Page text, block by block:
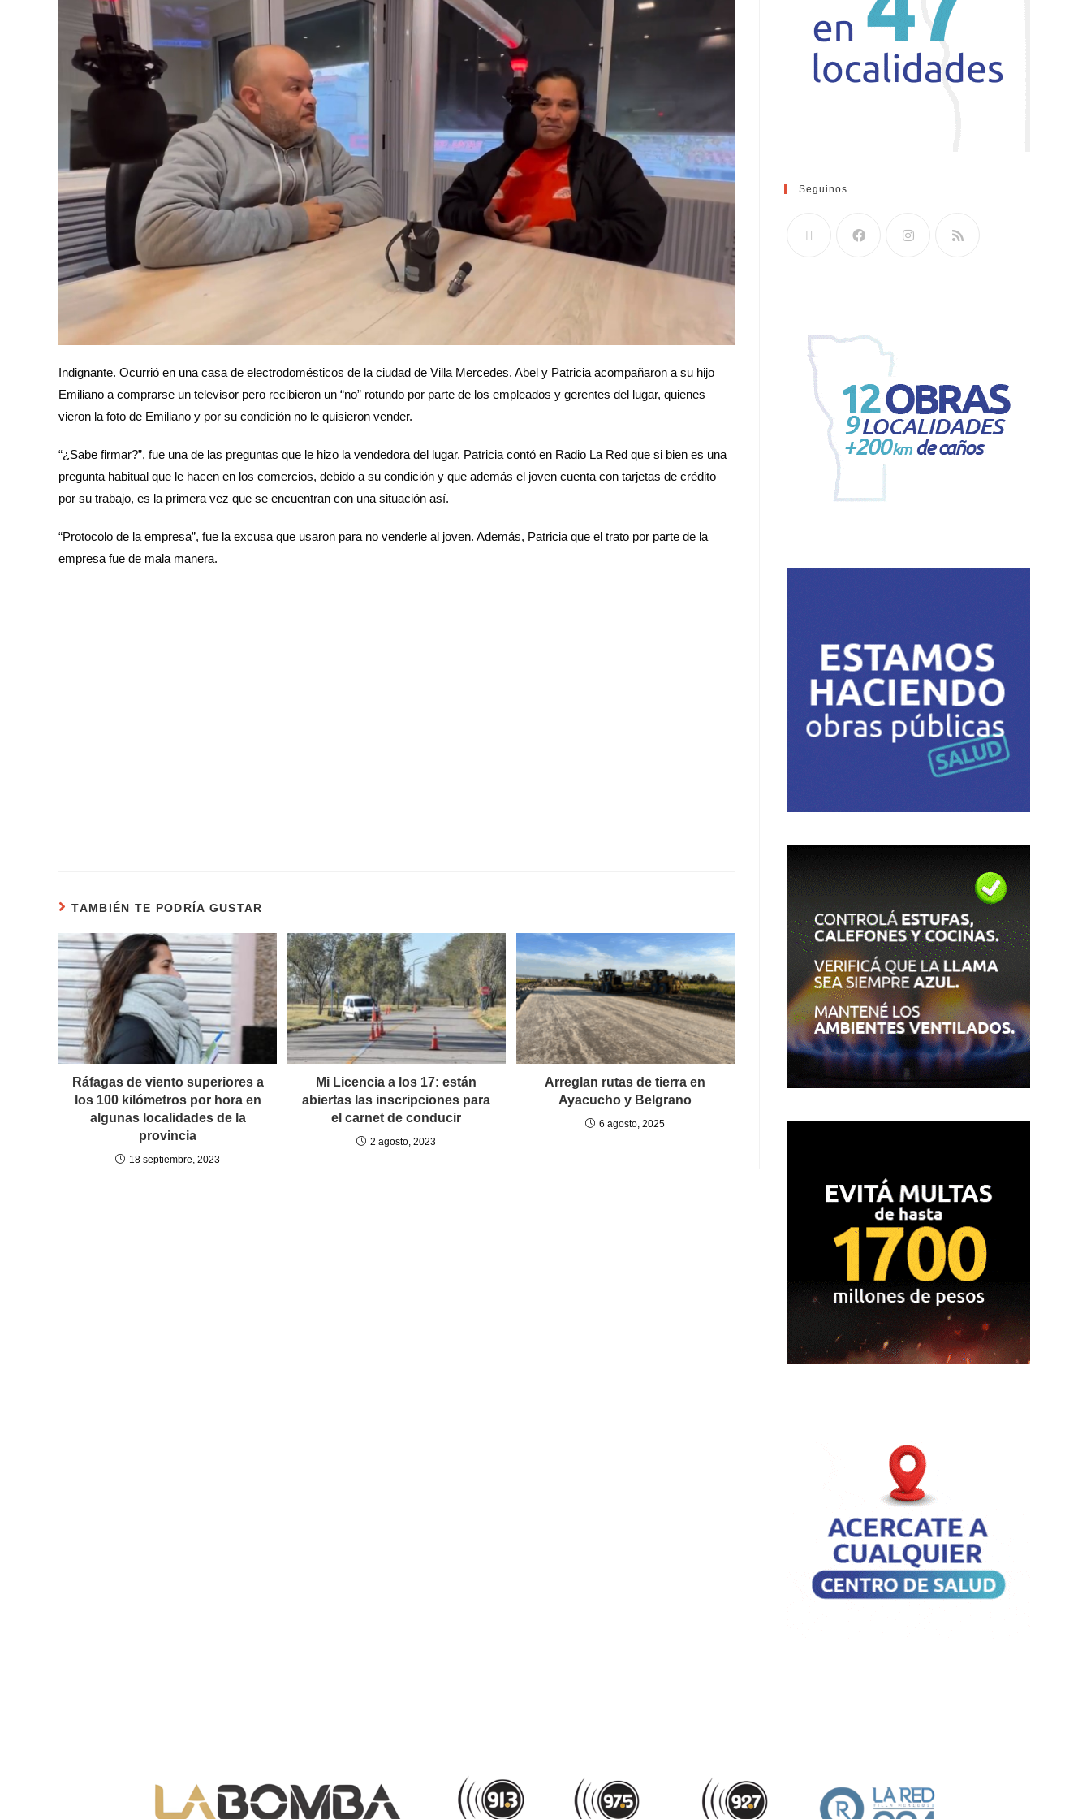
Indignante. Ocurrió en una casa de electrodomésticos de la ciudad de Villa Mercedes. Abel y Patricia acompañaron a su hijo
Emiliano a comprarse un televisor pero recibieron un “no” rotundo por parte de los empleados y gerentes del lugar, quienes
vieron la foto de Emiliano y por su condición no le quisieron vender.
“¿Sabe firmar?”, fue una de las preguntas que le hizo la vendedora del lugar. Patricia contó en Radio La Red que si bien es una
pregunta habitual que le hacen en los comercios, debido a su condición y que además el joven cuenta con tarjetas de crédito
por su trabajo, es la primera vez que se encuentran con una situación así.
“Protocolo de la empresa”, fue la excusa que usaron para no venderle al joven. Además, Patricia que el trato por parte de la
empresa fue de mala manera.
TAMBIÉN TE PODRÍA GUSTAR
Ráfagas de viento superiores a
los 100 kilómetros por hora en
algunas localidades de la
provincia
18 septiembre, 2023
Mi Licencia a los 17: están
abiertas las inscripciones para
el carnet de conducir
2 agosto, 2023
Arreglan rutas de tierra en
Ayacucho y Belgrano
6 agosto, 2025
Seguinos